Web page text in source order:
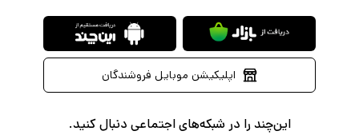
اپلیکیشن موبایل فروشندگان
این‌چند را در شبکه‌های اجتماعی دنبال کنید.